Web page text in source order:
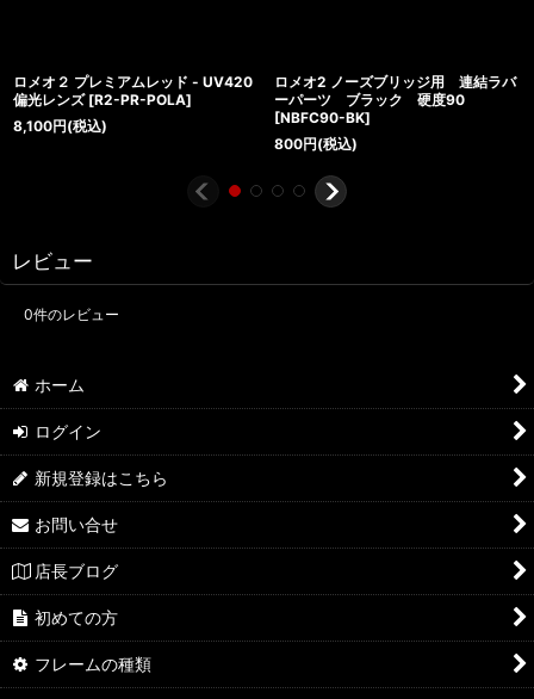
ロメオ２ プレミアムレッド - UV420
偏光レンズ [R2-PR-POLA]
8,100円(税込)
ロメオ2 ノーズブリッジ用 連結ラバ
ーパーツ ブラック 硬度90
[NBFC90-BK]
800円(税込)
レビュー
0件のレビュー
ホーム
ログイン
新規登録はこちら
お問い合せ
店長ブログ
初めての方
フレームの種類